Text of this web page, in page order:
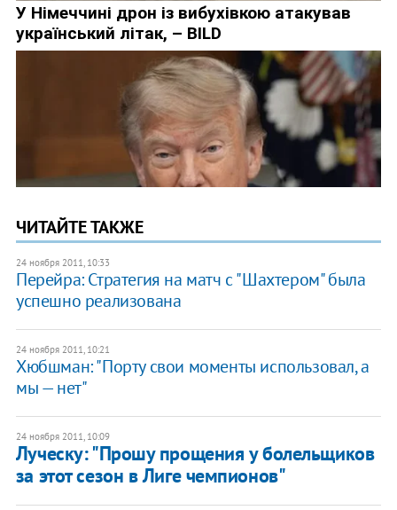
ЧИТАЙТЕ ТАКЖЕ
24 ноября 2011, 10:33
Перейра: Стратегия на матч с "Шахтером" была
успешно реализована
24 ноября 2011, 10:21
Хюбшман: "Порту свои моменты использовал, а
мы — нет"
24 ноября 2011, 10:09
Луческу: "Прошу прощения у болельщиков
за этот сезон в Лиге чемпионов"